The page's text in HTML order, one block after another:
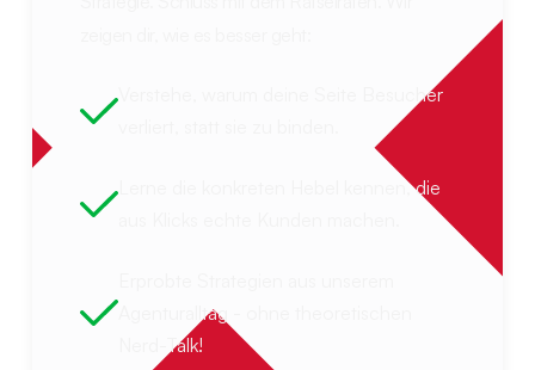
Verstehe, warum deine Seite Besucher
Lerne die konkreten Hebel kennen, die
Agenturalltag - ohne theoretischen
Nerd-Talk!